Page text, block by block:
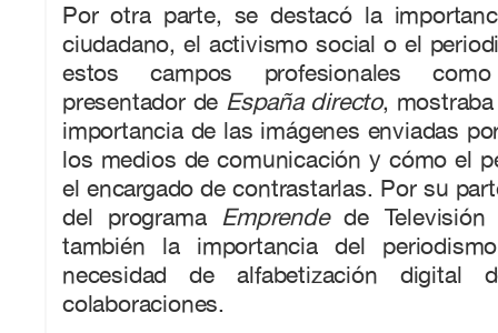
Por otra parte, se destacó la
ciudadano, el activismo social o el
estos campos profesionales
presentador de España directo,
importancia de las imágenes enviadas
los medios de comunicación y cómo el
el encargado de contrastarlas. Por su
del programa Emprendede Televisión
también la importancia del
necesidad de alfabetización
colaboraciones.